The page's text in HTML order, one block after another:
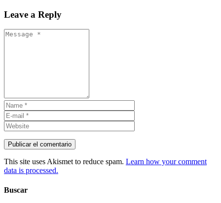
Leave a Reply
This site uses Akismet to reduce spam. Learn how your comment
data is processed.
Buscar